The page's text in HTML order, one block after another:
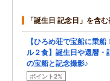
「誕生日 記念日」を含
【ひろめ荘で宝船に乗
ル２食】誕生日や還暦・
の宝船と記念撮影♪
ポイント2%